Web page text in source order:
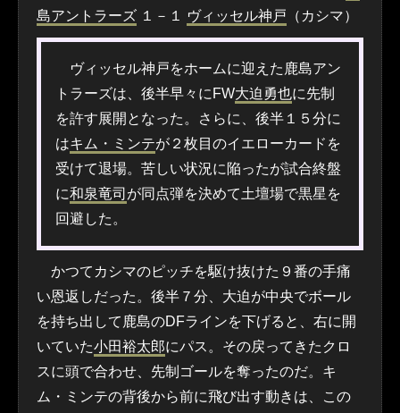
島アントラーズ １－１ ヴィッセル神戸 （カシマ）
ヴィッセル神戸をホームに迎えた鹿島アン
トラーズは、後半早々にFW大迫勇也に先制
を許す展開となった。さらに、後半１５分に
はキム・ミンテが２枚目のイエローカードを
受けて退場。苦しい状況に陥ったが試合終盤
に和泉竜司 が同点弾を決めて土壇場で黒星を
回避した。
かつてカシマのピッチを駆け抜けた９番の手痛
い恩返しだった。後半７分、大迫が中央でボール
を持ち出して鹿島のDFラインを下げると、右に開
いていた小田裕太郎にパス。その戻ってきたクロ
スに頭で合わせ、先制ゴールを奪ったのだ。キ
ム・ミンテの背後から前に飛び出す動きは、この